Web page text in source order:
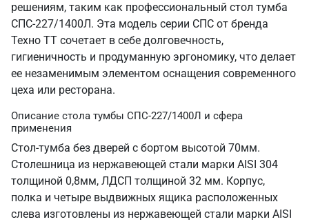
решениям, таким как профессиональный стол тумба
СПС-227/1400Л. Эта модель серии СПС от бренда
Техно ТТ сочетает в себе долговечность,
гигиеничность и продуманную эргономику, что делает
ее незаменимым элементом оснащения современного
цеха или ресторана.
Описание стола тумбы СПС-227/1400Л и сфера
применения
Стол-тумба без дверей с бортом высотой 70мм.
Столешница из нержавеющей стали марки AISI 304
толщиной 0,8мм, ЛДСП толщиной 32 мм. Корпус,
полка и четыре выдвижных ящика расположенных
слева изготовлены из нержавеющей стали марки AISI